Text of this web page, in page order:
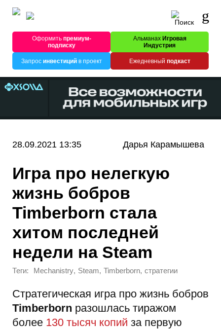
Оформитьпремиум-
подписку
Альманах Игровая
Индустрия
Запрос инвестицийв проект Ежедневный подкаст
28.09.2021 13:35 Дарья Карамышева
Игра про нелегкую
жизнь бобров
Timberborn стала
хитом последней
недели на Steam
Теги: Mechanistry, Steam, Timberborn, стратегии
Стратегическая игра про жизнь бобров
Timberborn разошлась тиражом
более 130 тысяч копий за первую